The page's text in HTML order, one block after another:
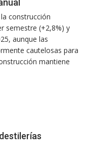
construcción
semestre (+2,8%) y
aunque las
cautelosas para
mantiene